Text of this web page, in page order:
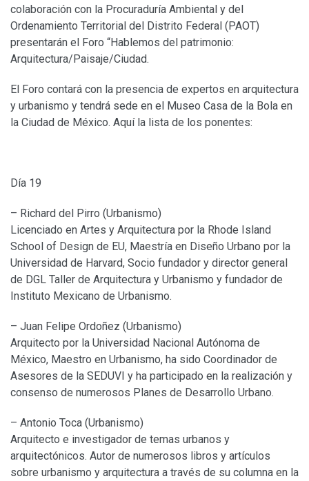
colaboración con la Procuraduría Ambiental y del
Ordenamiento Territorial del Distrito Federal (PAOT)
presentarán el Foro “Hablemos del patrimonio:
Arquitectura/Paisaje/Ciudad.
El Foro contará con la presencia de expertos en arquitectura
y urbanismo y tendrá sede en el Museo Casa de la Bola en
la Ciudad de México. Aquí la lista de los ponentes:
Día 19
– Richard del Pirro (Urbanismo)
Licenciado en Artes y Arquitectura por la Rhode Island
School of Design de EU, Maestría en Diseño Urbano por la
Universidad de Harvard, Socio fundador y director general
de DGL Taller de Arquitectura y Urbanismo y fundador de
Instituto Mexicano de Urbanismo.
– Juan Felipe Ordoñez (Urbanismo)
Arquitecto por la Universidad Nacional Autónoma de
México, Maestro en Urbanismo, ha sido Coordinador de
Asesores de la SEDUVI y ha participado en la realización y
consenso de numerosos Planes de Desarrollo Urbano.
– Antonio Toca (Urbanismo)
Arquitecto e investigador de temas urbanos y
arquitectónicos. Autor de numerosos libros y artículos
sobre urbanismo y arquitectura a través de su columna en la